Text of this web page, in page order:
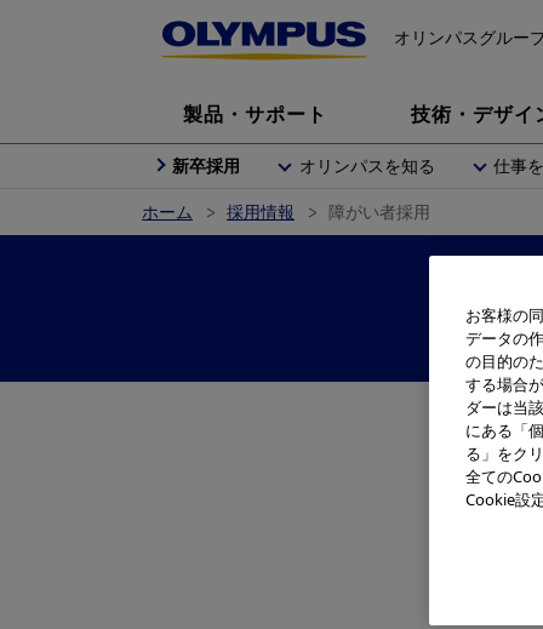
オリンパスグルー
製品・サポート 技術・デザイ
新卒採用 オリンパスを知る 仕事
ホーム 採用情報 障がい者採用
お客様の
データの
の目的の
する場合
ダーは当
にある「
る」をク
全ての
Cookie設